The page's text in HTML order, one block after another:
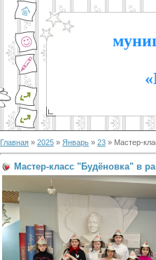
Главная » 2025 » Январь » 23 » Мастер-
Мастер-класс "Будёновка" в